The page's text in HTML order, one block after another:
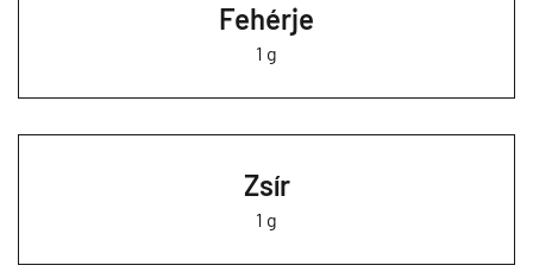
Fehérje
1 g
Zsír
1 g